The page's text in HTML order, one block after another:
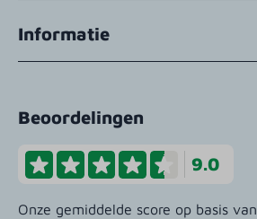
Informatie
Beoordelingen
9.0
Onze gemiddelde score op basis van